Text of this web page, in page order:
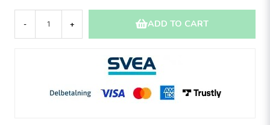
- + ADD TO CART